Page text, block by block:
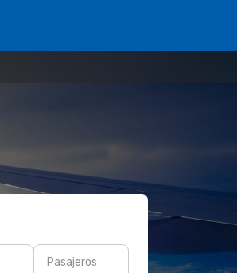
Pasajeros